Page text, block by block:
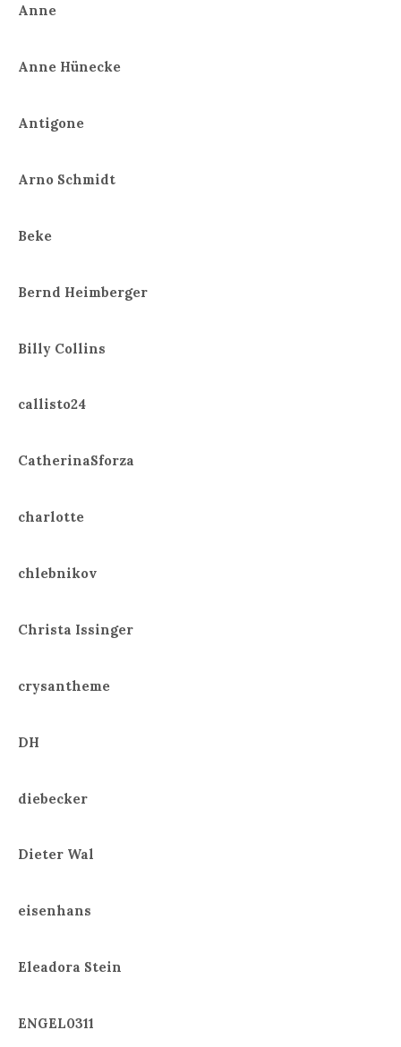
Anne
Anne Hünecke
Antigone
Arno Schmidt
Beke
Bernd Heimberger
Billy Collins
callisto24
CatherinaSforza
charlotte
chlebnikov
Christa Issinger
crysantheme
DH
diebecker
Dieter Wal
eisenhans
Eleadora Stein
ENGEL0311